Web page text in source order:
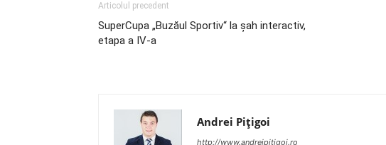
Articolul precedent
SuperCupa „Buzăul Sportiv“ la șah interactiv,
etapa a IV-a
Andrei Pițigoi
http://www.andreipitigoi.ro